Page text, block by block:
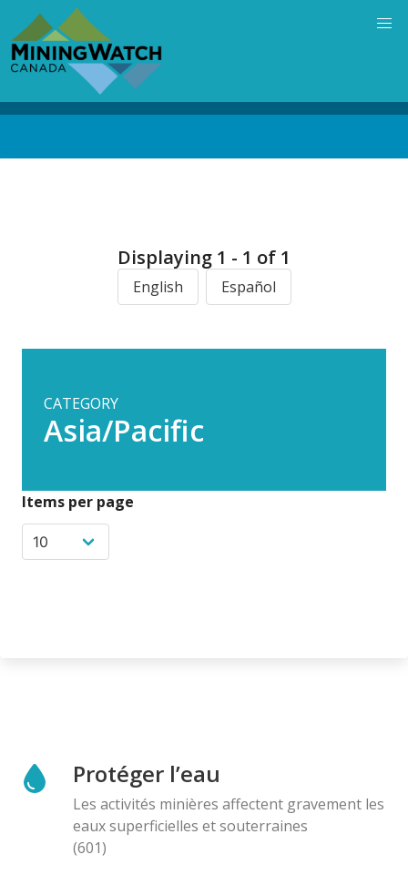
main
content
Displaying 1 - 1 of 1
English Español
CATEGORY
Asia/Pacific
Items per page
Protéger l’eau
Les activités minières affectent gravement les
eaux superficielles et souterraines
(601)